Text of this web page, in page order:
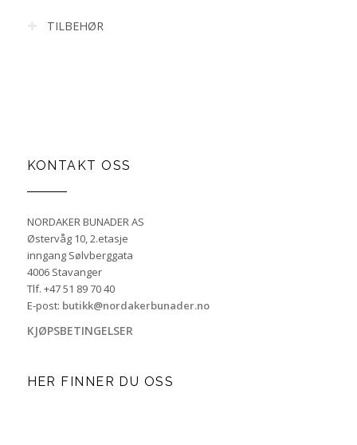
TILBEHØR
KONTAKT OSS
NORDAKER BUNADER AS
Østervåg 10, 2.etasje
inngang Sølvberggata
4006 Stavanger
Tlf. +47 51 89 70 40
E-post: butikk@nordakerbunader.no
KJØPSBETINGELSER
HER FINNER DU OSS